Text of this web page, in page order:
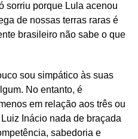
sorriu porque Lula acenou
de nossas terras raras é
brasileiro não sabe o que
sou simpático às suas
No entanto, é
em relação aos três ou
Inácio nada de braçada
sabedoria e